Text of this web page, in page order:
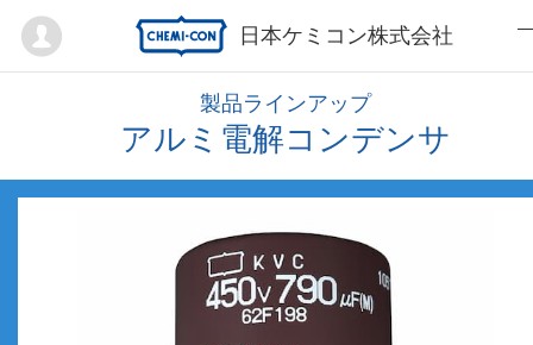
日本ケミコン株式会社
Mypage
製品ラインアップ
アルミ電解コンデンサ